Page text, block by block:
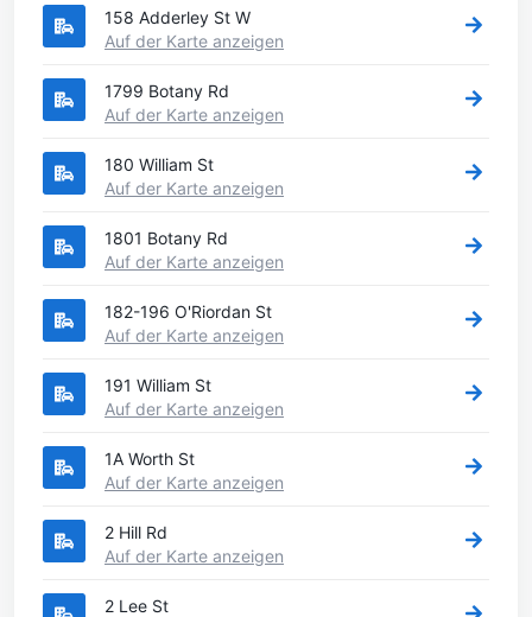
158 Adderley St W
Auf der Karte anzeigen
1799 Botany Rd
Auf der Karte anzeigen
180 William St
Auf der Karte anzeigen
1801 Botany Rd
Auf der Karte anzeigen
182-196 O'Riordan St
Auf der Karte anzeigen
191 William St
Auf der Karte anzeigen
1A Worth St
Auf der Karte anzeigen
2 Hill Rd
Auf der Karte anzeigen
2 Lee St